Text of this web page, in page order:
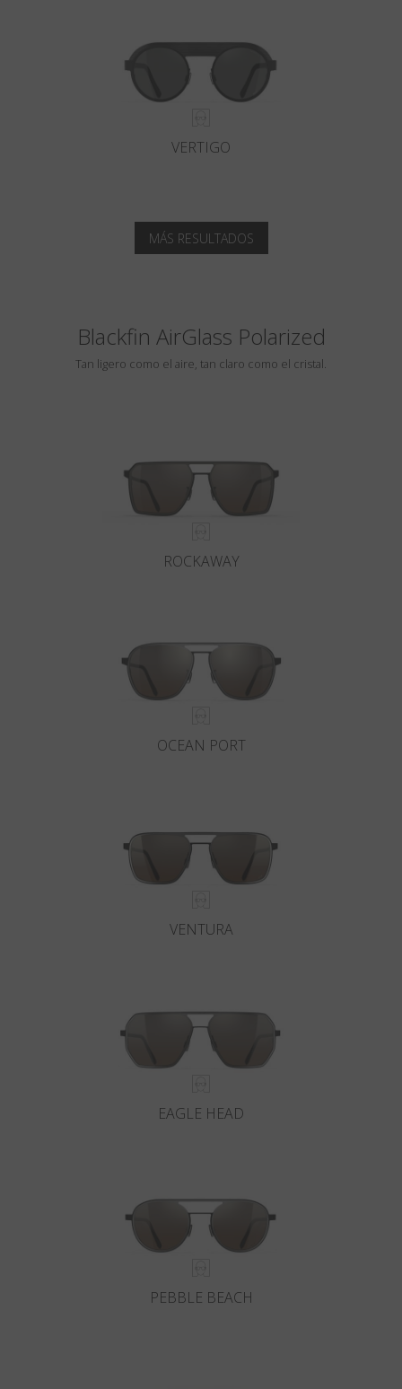
VERTIGO
MÁS RESULTADOS
Blackfin AirGlass Polarized
Tan ligero como el aire, tan claro como el cristal.
ROCKAWAY
OCEAN PORT
VENTURA
EAGLE HEAD
PEBBLE BEACH